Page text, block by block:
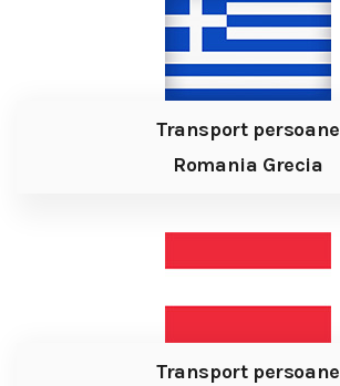
Transport persoane
Romania Grecia
Transport persoane